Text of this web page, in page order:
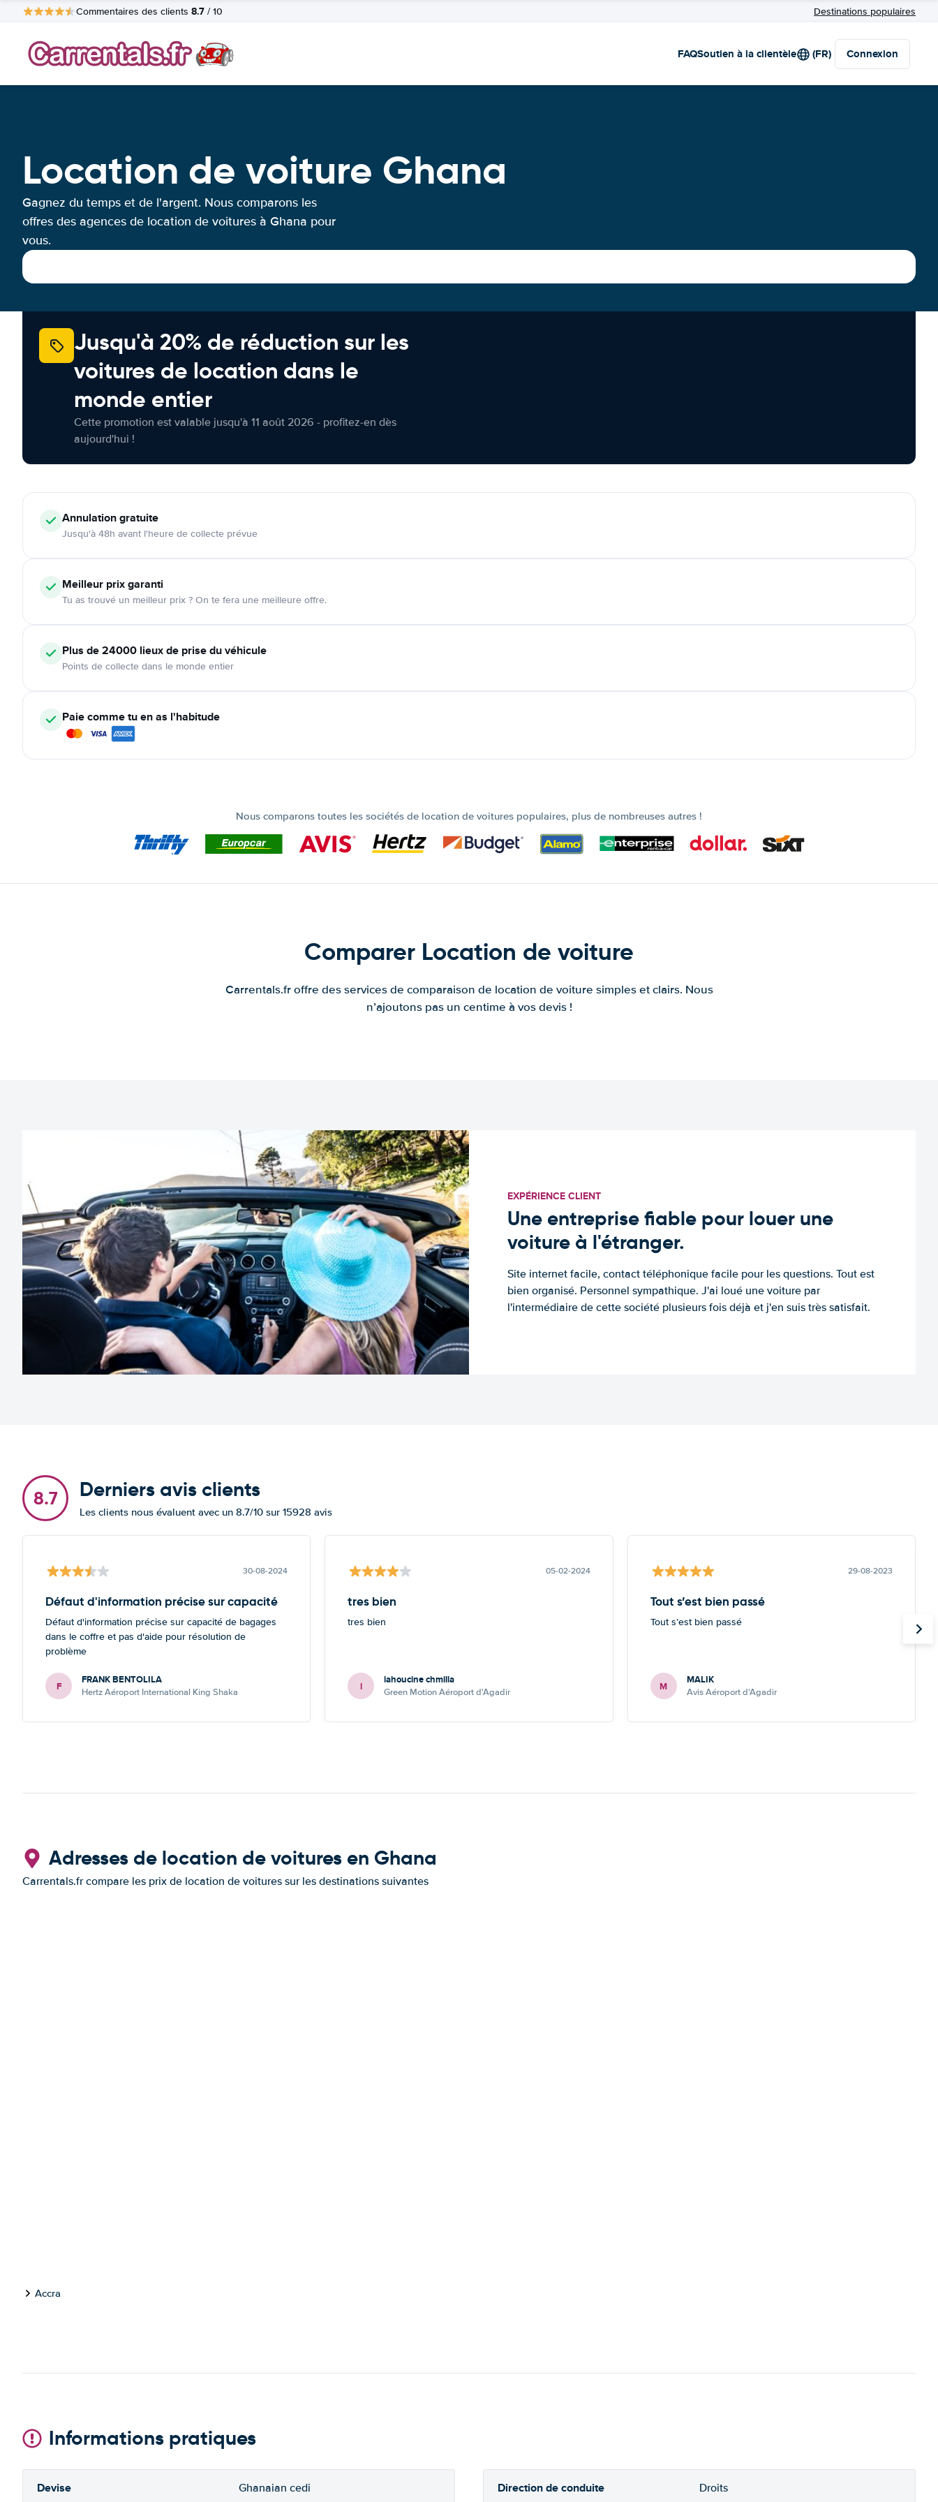
Commentaires des clients 8.7 / 10 Destinations populaires
FAQSoutien à la clientèle (FR) Connexion
Location de voiture Ghana
Gagnez du temps et de l'argent. Nous comparons les
offres des agences de location de voitures à Ghana pour
vous.
Jusqu'à 20% de réduction sur les
voitures de location dans le
monde entier
Cette promotion est valable jusqu'à 11 août 2026 - profitez-en dès
aujourd'hui !
Annulationgratuite
Jusqu'à 48h avant l'heure de collecte prévue
Meilleur prix garanti
Tu as trouvé un meilleur prix ? On te fera une meilleure offre.
Plus de 24000 lieux de prise du véhicule
Points de collecte dans le monde entier
Paie comme tu en as l'habitude
Nous comparons toutes les sociétés de location de voitures populaires, plus de nombreuses autres !
Comparer Location de voiture
Carrentals.fr offre des services de comparaison de location de voiture simples et clairs. Nous
n’ajoutons pas un centime à vos devis !
EXPÉRIENCE CLIENT
Une entreprise fiable pour louer une
voiture à l'étranger.
Site internet facile, contact téléphonique facile pour les questions. Tout est
bien organisé. Personnel sympathique. J'ai loué une voiture par
l'intermédiaire de cette société plusieurs fois déjà et j'en suis très satisfait.
8.7 Derniers avis clients
Les clients nous évaluent avec un 8.7/10 sur 15928 avis
30-08-2024
Défaut d'information précise sur capacité
Défaut d'information précise sur capacité de bagages
dans le coffre et pas d'aide pour résolution de
problème
F FRANK BENTOLILA
Hertz Aéroport International King Shaka
05-02-2024
tres bien
tres bien
l lahoucine chmilla
Green Motion Aéroport d'Agadir
29-08-2023
Tout s’est bien passé
Tout s’est bien passé
M MALIK
Avis Aéroport d'Agadir
Adresses de location de voitures en Ghana
Carrentals.fr compare les prix de location de voitures sur les destinations suivantes
Accra
Informations pratiques
Devise Ghanaian cedi Direction de conduite Droits